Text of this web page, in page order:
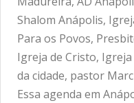
Shalom Anápolis,
Para os Povos,
Igreja de Cristo,
da cidade, pastor
Essa agenda em